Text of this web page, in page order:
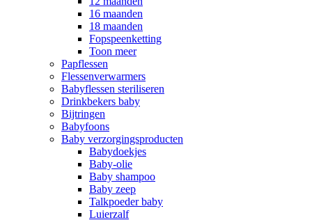
16 maanden
18 maanden
Fopspeenketting
Toon meer
Papflessen
Flessenverwarmers
Babyflessen steriliseren
Drinkbekers baby
Bijtringen
Babyfoons
Baby verzorgingsproducten
Babydoekjes
Baby-olie
Baby shampoo
Baby zeep
Talkpoeder baby
Luierzalf